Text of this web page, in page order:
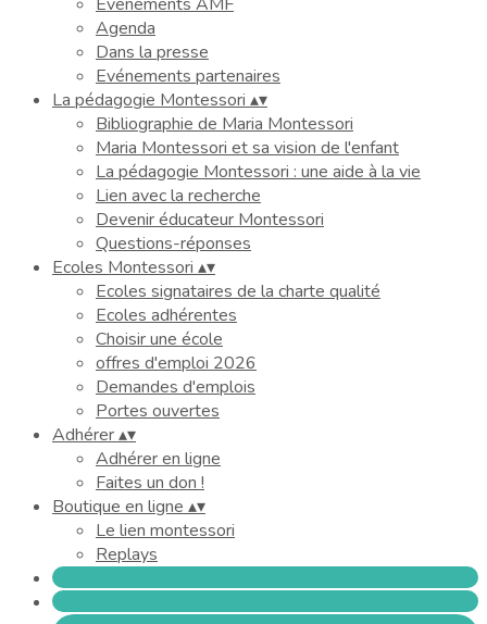
Agenda
Dans la presse
Evénements partenaires
La pédagogie Montessori ▴▾
Bibliographie de Maria Montessori
Maria Montessori et sa vision de l'enfant
La pédagogie Montessori : une aide à la vie
Lien avec la recherche
Devenir éducateur Montessori
Questions-réponses
Ecoles Montessori ▴▾
Ecoles signataires de la charte qualité
Ecoles adhérentes
Choisir une école
offres d'emploi 2026
Demandes d'emplois
Portes ouvertes
Adhérer▴▾
Adhérer en ligne
Faites un don !
Boutique en ligne ▴▾
Le lien montessori
Replays